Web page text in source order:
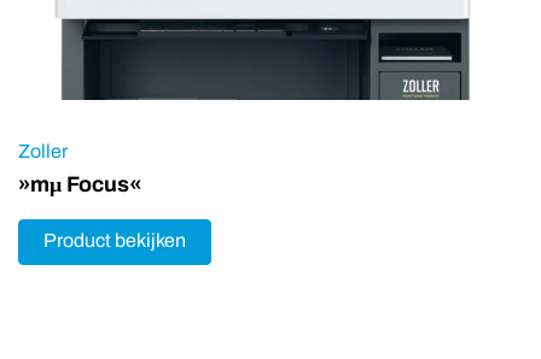
Zoller
»mμ Focus«
Product bekijken